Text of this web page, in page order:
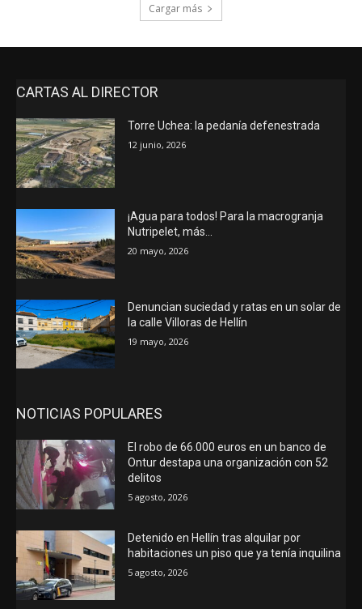
Cargar más
CARTAS AL DIRECTOR
Torre Uchea: la pedanía defenestrada
12 junio, 2026
¡Agua para todos! Para la macrogranja
Nutripelet, más…
20 mayo, 2026
Denuncian suciedad y ratas en un solar de
la calle Villoras de Hellín
19 mayo, 2026
NOTICIAS POPULARES
El robo de 66.000 euros en un banco de
Ontur destapa una organización con 52
delitos
5 agosto, 2026
Detenido en Hellín tras alquilar por
habitaciones un piso que ya tenía inquilina
5 agosto, 2026